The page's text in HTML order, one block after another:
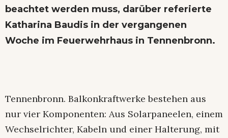
beachtet werden muss, darüber referierte
Katharina Baudis in der vergangenen
Woche im Feuerwehrhaus in Tennenbronn.
Tennenbronn. Balkonkraftwerke bestehen aus
nur vier Komponenten: Aus Solarpaneelen, einem
Wechselrichter, Kabeln und einer Halterung, mit